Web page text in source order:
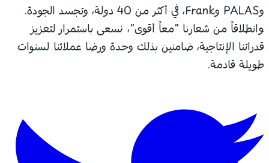
وPALAS وFrank، في أكثر من 40 دولة، وتجسد الجودة.
وانطلاقاً من شعارنا "معاً أقوى"، نسعى باستمرار لتعزيز
قدراتنا الإنتاجية، ضامنين بذلك وحدة ورضا عملائنا لسنوات
طويلة قادمة.